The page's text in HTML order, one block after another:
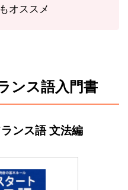
オススメ
ンス語入門書
ンス語 文法編